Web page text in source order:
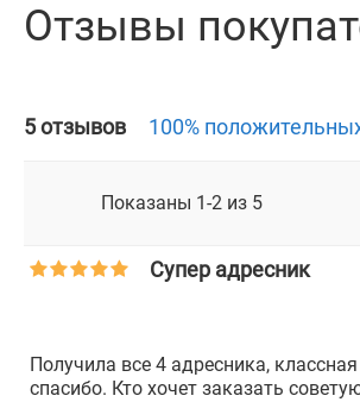
Отзывы
5 отзывов 100%
Показаны 1-2 из 5
Супер адресник
Получила все 4 адресника,
спасибо. Кто хочет заказать